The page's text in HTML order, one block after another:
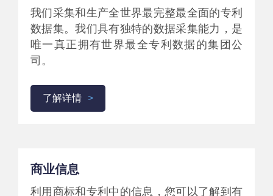
我们采集和生产全世界最完整最全面的专利
数据集。我们具有独特的数据采集能力，是
唯一真正拥有世界最全专利数据的集团公
司。
了解详情
商业信息
利用商标和专利中的信息，您可以了解到有